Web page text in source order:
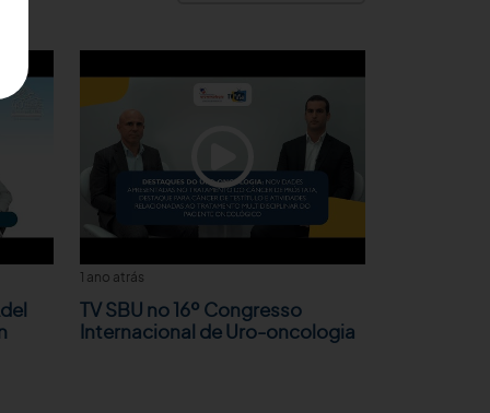
1 ano atrás
TV SBU no 16º Congresso
Internacional de Uro-oncologia